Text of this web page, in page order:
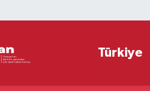
Türkiye